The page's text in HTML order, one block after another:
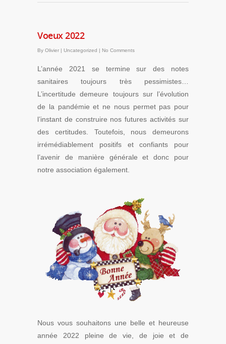
Voeux 2022
By Olivier | Uncategorized | No Comments
L’année 2021 se termine sur des notes
sanitaires toujours très pessimistes…
L’incertitude demeure toujours sur l’évolution
de la pandémie et ne nous permet pas pour
l’instant de construire nos futures activités sur
des certitudes. Toutefois, nous demeurons
irrémédiablement positifs et confiants pour
l’avenir de manière générale et donc pour
notre association également.
Nous vous souhaitons une belle et heureuse
année 2022 pleine de vie, de joie et de